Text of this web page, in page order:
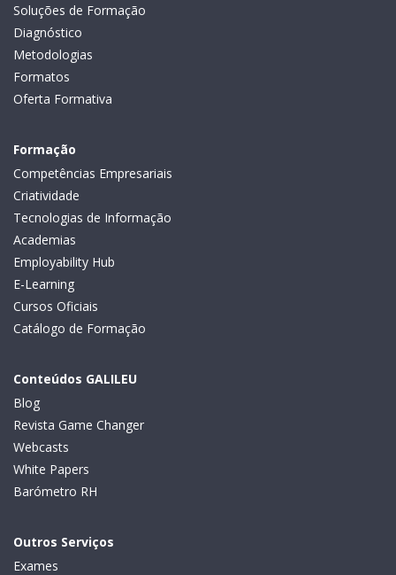
Soluções de Formação
Diagnóstico
Metodologias
Formatos
Oferta Formativa
Formação
Competências Empresariais
Criatividade
Tecnologias de Informação
Academias
Employability Hub
E-Learning
Cursos Oficiais
Catálogo de Formação
Conteúdos GALILEU
Blog
Revista Game Changer
Webcasts
White Papers
Barómetro RH
Outros Serviços
Exames